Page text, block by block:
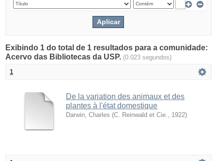
Exibindo 1 do total de 1 resultados para a comunidade:
Acervo das Bibliotecas da USP. (0.023 segundos)
1
De la variation des animaux et des
plantes à l'état domestique
Darwin, Charles (C. Reinwald et Cie. 1922)